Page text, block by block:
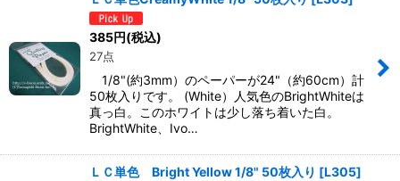
385円(税込)
27点
1/8"(約3mm）のペーパーが24"（約60cm）計
50枚入りです。 (White）人気色のBrightWhiteは
真っ白。このホワイトは少し落ち着いた白。
BrightWhite、Ivo…
ＬＣ単色 Bright Yellow 1/8" 50枚入り [L305]